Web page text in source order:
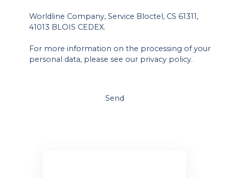
Worldline Company, Service Bloctel, CS 61311,
41013 BLOIS CEDEX.
For more information on the processing of your
personal data, please see our privacy policy.
Send